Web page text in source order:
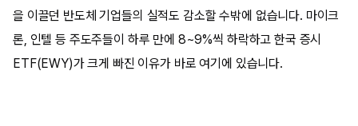
을 이끌던 반도체 기업들의 실적도 감소할 수밖에 없습니다. 마이크
론, 인텔 등 주도주들이 하루 만에 8~9%씩 하락하고 한국 증시
ETF(EWY)가 크게 빠진 이유가 바로 여기에 있습니다.